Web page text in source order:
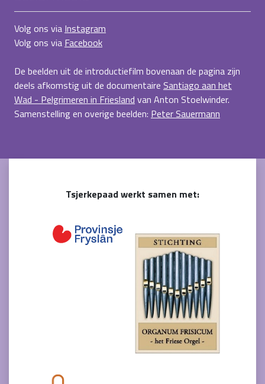
Volg ons via Instagram
Volg ons via Facebook
De beelden uit de introductiefilm bovenaan de pagina zijn
deels afkomstig uit de documentaire Santiago aan het
Wad - Pelgrimeren in Friesland van Anton Stoelwinder.
Samenstelling en overige beelden: Peter Sauermann
Tsjerkepaad werkt samen met: